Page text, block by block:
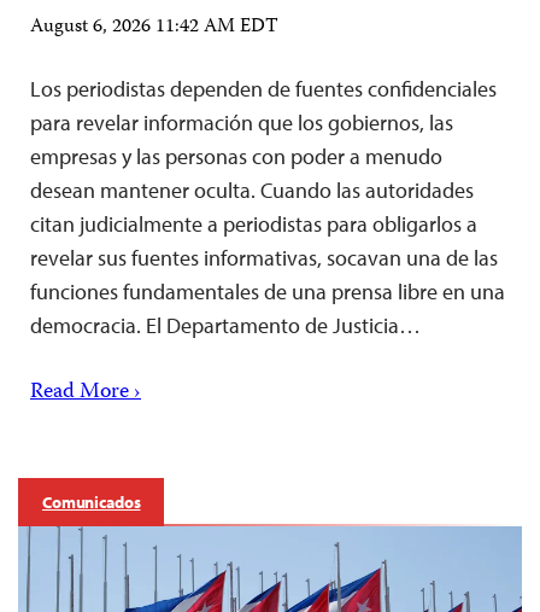
August 6, 2026 11:42 AM EDT
Los periodistas dependen de fuentes confidenciales
para revelar información que los gobiernos, las
empresas y las personas con poder a menudo
desean mantener oculta. Cuando las autoridades
citan judicialmente a periodistas para obligarlos a
revelar sus fuentes informativas, socavan una de las
funciones fundamentales de una prensa libre en una
democracia. El Departamento de Justicia…
Read More ›
Comunicados